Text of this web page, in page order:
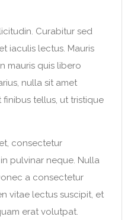
Curabitur sed
iaculis lectus. Mauris
mauris quis libero
nulla sit amet
tellus, ut tristique
consectetur
pulvinar neque. Nulla
a consectetur
vitae lectus suscipit, et
erat volutpat.